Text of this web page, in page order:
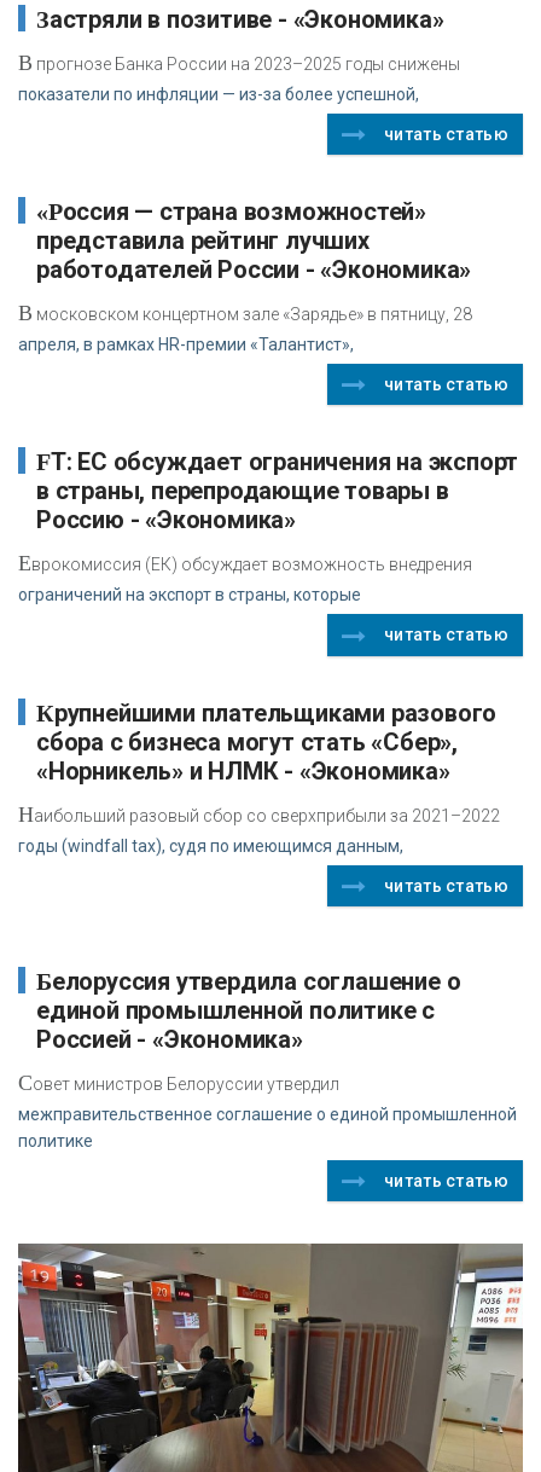
Застряли в позитиве - «Экономика»
В прогнозе Банка России на 2023–2025 годы снижены
показатели по инфляции — из-за более успешной,
читать статью
«Россия — страна возможностей»
представила рейтинг лучших
работодателей России - «Экономика»
В московском концертном зале «Зарядье» в пятницу, 28
апреля, в рамках HR-премии «Талантист»,
читать статью
FT: ЕС обсуждает ограничения на экспорт
в страны, перепродающие товары в
Россию - «Экономика»
Еврокомиссия (ЕК) обсуждает возможность внедрения
ограничений на экспорт в страны, которые
читать статью
Крупнейшими плательщиками разового
сбора с бизнеса могут стать «Сбер»,
«Норникель» и НЛМК - «Экономика»
Наибольший разовый сбор со сверхприбыли за 2021–2022
годы (windfall tax), судя по имеющимся данным,
читать статью
Белоруссия утвердила соглашение о
единой промышленной политике с
Россией - «Экономика»
Совет министров Белоруссии утвердил
межправительственное соглашение о единой промышленной
политике
читать статью